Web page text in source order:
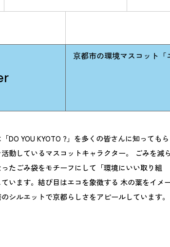
京都市の環境マスコット「
DO YOU KYOTO ?」を多くの皆さんに知ってもら
動しているマスコットキャラクター。 ごみを減ら
ったごみ袋をモチーフにして「環境にいい取り組
います。結び目はエコを象徴する 木の葉をイメ
シルエットで京都らしさをアピールしています。